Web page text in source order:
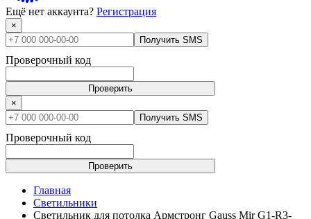
Ещё нет аккаунта? Регистрация
×
Получить SMS
Проверочный код
Проверить
×
Получить SMS
Проверочный код
Проверить
Главная
Светильники
Светильник для потолка Армстронг Gauss Mir G1-R3-